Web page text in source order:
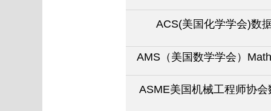
ACS(美国化学学会)数
AMS（美国数学学会）
ASME美国机械工程师协会